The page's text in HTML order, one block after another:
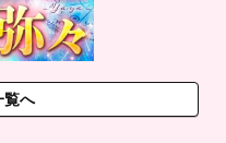
覧へ